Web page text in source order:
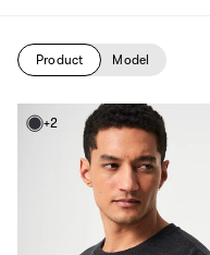
Product Model
+2